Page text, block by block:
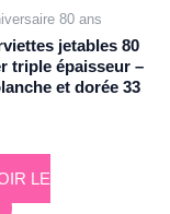
80 ans
jetables 80
triple épaisseur –
et dorée 33
LE